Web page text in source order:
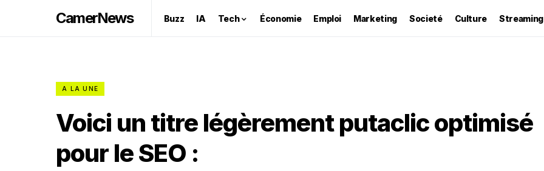
CamerNews Buzz IA Tech Économie Emploi Marketing Societé Culture Streaming
A LA UNE
Voici un titre légèrement putaclic optimisé
pour le SEO :